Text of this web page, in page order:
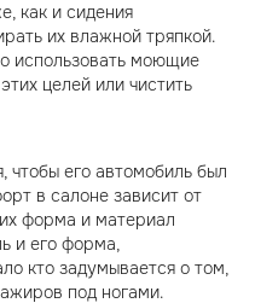
как и сидения
их влажной тряпкой.
использовать моющие
целей или чистить
чтобы его автомобиль был
в салоне зависит от
форма и материал
и его форма,
кто задумывается о том,
под ногами.